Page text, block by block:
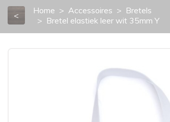
< Home Accessoires
Bretels
Bretel elastiek leer wit 35mm Y